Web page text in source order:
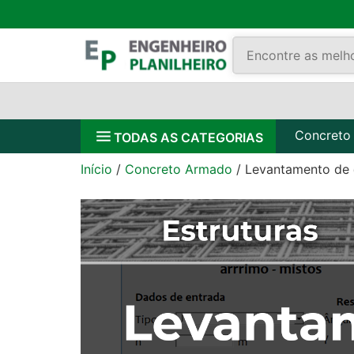
TODAS AS CATEGORIAS Concreto
Início / Concreto Armado / Levantamento